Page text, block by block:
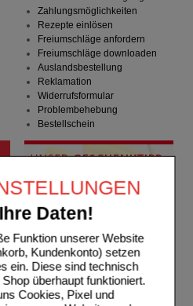
Daten!
Funktion unserer Website
Kundenkonto) setzen
ein. Diese sind technisch
überhaupt funktioniert.
Cookies, Pixel und
Zahlungsmöglichkeiten
Rezepte einlösen
Freiumschläge anfordern
Freiumschläge downloaden
Auslandsbestellung
Reklamation
Widerrufsformular
Problembehebung
Bestellschein